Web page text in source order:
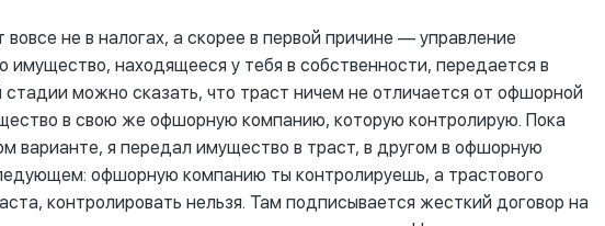
не в налогах, а скорее в первой причине –– управление
имущество, находящееся у тебя в собственности, передается в
стадии можно сказать, что траст ничем не отличается от офшорной
в свою же офшорную компанию, которую контролирую. Пока
варианте, я передал имущество в траст, в другом в офшорную
офшорную компанию ты контролируешь, а трастового
контролировать нельзя. Там подписывается жесткий договор на